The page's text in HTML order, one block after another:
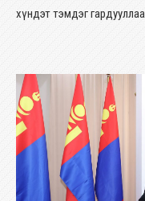
хүндэт тэмдэг гардууллаа.